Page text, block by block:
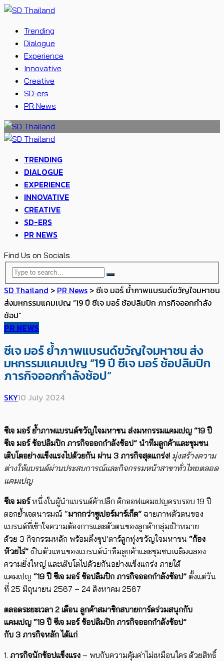
Trending
Dialogue
Experience
Innovative
Creative
SD-ers
PR News
TRENDING
DIALOGUE
EXPERIENCE
INNOVATIVE
CREATIVE
SD-ERS
PR NEWS
Find Us on Socials
SD Thailand > PR News > ซีเจ มอร์ ย้ำภาพแบรนด์ขวัญใจมหาชน
ส่งมหกรรมแคมเปญ “19 ปี ซีเจ มอร์ ช้อปลิมปิก ภารกิจออกกำลัง
ช้อป”
PR NEWS
ซีเจ มอร์ ย้ำภาพแบรนด์ขวัญใจมหาชน ส่ง
มหกรรมแคมเปญ “19 ปี ซีเจ มอร์ ช้อปลิมปิก
ภารกิจออกกำลังช้อป”
SKY10 July 2024
ซีเจ มอร์ ย้ำภาพแบรนด์ขวัญใจมหาชน ส่งมหกรรมแคมเปญ “19 ปี
ซีเจ มอร์ ช้อปลิมปิก ภารกิจออกกำลังช้อป” นำทีมลูกค้าและชุมชน
เติบโตอย่างแข็งแรงไปด้วยกัน ผ่าน 3 ภารกิจสุดแกร่ง! มุ่งสร้างความ
ต่างให้แบรนด์ผ่านประสบการณ์และกิจกรรมหน้าสาขาทั่วไทยตลอด
แคมเปญ
ซีเจ มอร์ หนึ่งในผู้นำแบรนด์ค้าปลีก คิกออฟแคมเปญครบรอบ 19 ปี
ตอกย้ำเจตนารมณ์ “มากกว่าซูเปอร์มาร์เก็ต” ฉายภาพตัวตนของ
แบรนด์ที่เข้าใจความต้องการและตัวตนของลูกค้ากลุ่มเป้าหมาย
ด้วย 3 กิจกรรมหลัก พร้อมดึงซุป’ตาร์ลูกทุ่งขวัญใจมหาชน “ก้อง
ห้วยไร่” เป็นตัวแทนของแบรนด์นำทีมลูกค้าและชุมชนเฉลิมฉลอง
ความยิ่งใหญ่ และเติบโตไปด้วยกันอย่างแข็งแกร่ง ภายใต้
แคมเปญ “19 ปี ซีเจ มอร์ ช้อปลิมปิก ภารกิจออกกำลังช้อป” ตั้งแต่วัน
ที่ 25 มิถุนายน 2567 – 24 สิงหาคม 2567
ตลอดระยะเวลา 2 เดือน ลูกค้าสมาชิกสบายการ์ดร่วมสนุกกับ
แคมเปญ “19 ปี ซีเจ มอร์ ช้อปลิมปิก ภารกิจออกกำลังช้อป”
กับ 3 ภารกิจหลัก ได้แก่
1. ภารกิจนักช้อปแข็งแรง – พบกับความคุ้มค่าไม่เหมือนใคร ด้วยสิทธิ์